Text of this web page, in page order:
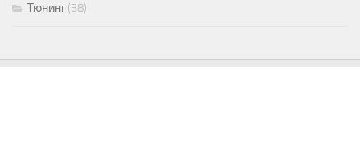
Тюнинг (38)